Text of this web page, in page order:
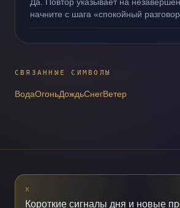
начните с шага «спокойный
СВЯЗАННЫЕ СИМВОЛЫ
ВодаОгоньДождьСнегВетер
X
Короткие сигналы дня и новые